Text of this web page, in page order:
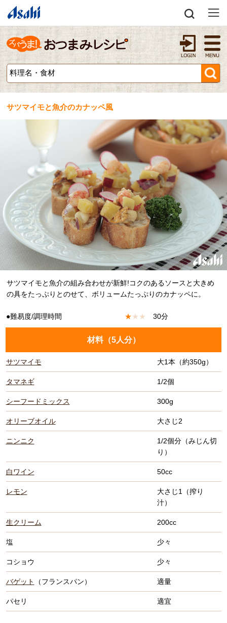
サツマイモと魚介のカナッペ風
サツマイモと魚介の組み合わせが新鮮!コクのあるソースと大きめ
の具をたっぷりとのせて、ボリュームたっぷりのカナッペに。
●難易度/調理時間 ★★ ★ 30分
材料（5人分）
サツマイモ 大1本（約350g）
タマネギ 1/2個
シーフードミックス 300g
オリーブオイル 大さじ2
ニンニク
1/2個分（みじん切
り）
白ワイン 50cc
レモン
大さじ1（搾り
汁）
生クリーム 200cc
塩 少々
コショウ 少々
バゲット （フランスパン） 適量
パセリ 適宜